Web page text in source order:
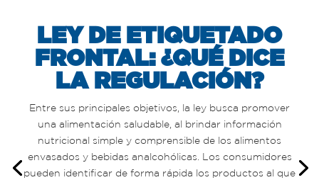
LEY DE ETIQUETADO
FRONTAL: ¿QUÉ DICE
LA REGULACIÓN?
Entre sus principales objetivos, la ley busca promover
una alimentación saludable, al brindar información
nutricional simple y comprensible de los alimentos
envasados y bebidas analcohólicas. Los consumidores
pueden identificar de forma rápida los productos al que